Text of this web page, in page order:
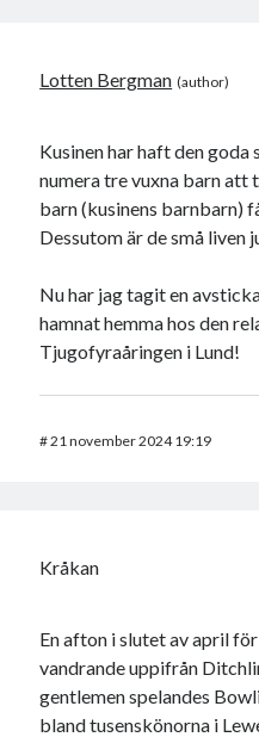
Lotten Bergman
Kusinen har haft den goda
numera tre vuxna barn att
barn (kusinens barnbarn)
Dessutom är de små liven
Nu har jag tagit en
hamnat hemma hos den
Tjugofyraåringen i Lund!
#21 november 2024 19:19
Kråkan
En afton i slutet av april
vandrande uppifrån
gentlemen spelandes
bland tusenskönorna i